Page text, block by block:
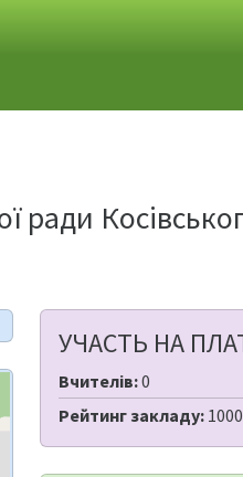
ради
УЧАСТЬ НА
Вчителів:0
Рейтинг закладу: